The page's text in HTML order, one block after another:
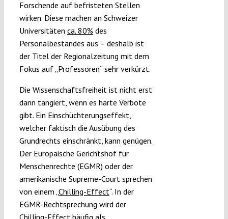
Forschende auf befristeten Stellen
wirken. Diese machen an Schweizer
Universitäten ca. 80% des
Personalbestandes aus – deshalb ist
der Titel der Regionalzeitung mit dem
Fokus auf „Professoren“ sehr verkürzt.
Die Wissenschaftsfreiheit ist nicht erst
dann tangiert, wenn es harte Verbote
gibt. Ein Einschüchterungseffekt,
welcher faktisch die Ausübung des
Grundrechts einschränkt, kann genügen.
Der Europäische Gerichtshof für
Menschenrechte (EGMR) oder der
amerikanische Supreme-Court sprechen
von einem „ Chilling-Effect“. In der
EGMR-Rechtsprechung wird der
Chilling-Effect häufig als